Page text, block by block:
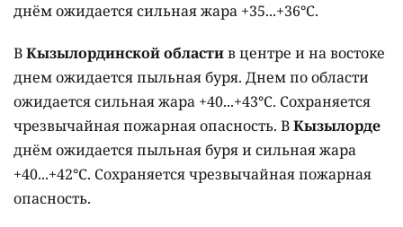
днём ожидается сильная жара +35...+36°C.
ВКызылординской областив центре и на востоке
днем ожидается пыльная буря. Днем по области
ожидается сильная жара +40...+43°C. Сохраняется
чрезвычайная пожарная опасность. ВКызылорде
днём ожидается пыльная буря и сильная жара
+40...+42°C. Сохраняется чрезвычайная пожарная
опасность.